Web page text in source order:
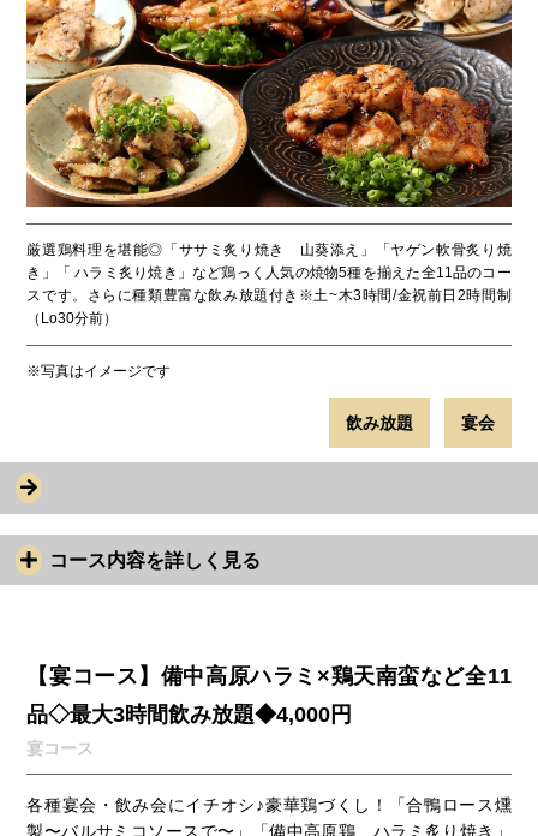
厳選鶏料理を堪能◎「ササミ炙り焼き 山葵添え」「ヤゲン軟骨炙り焼
き」「 ハラミ炙り焼き」など鶏っく人気の焼物5種を揃えた全11品のコー
スです。さらに種類豊富な飲み放題付き※土~木3時間/金祝前日2時間制
（Lo30分前）
※写真はイメージです
飲み放題 宴会
コース内容を詳しく見る
【宴コース】備中高原ハラミ×鶏天南蛮など全11
品◇最大3時間飲み放題◆4,000円
宴コース
各種宴会・飲み会にイチオシ♪豪華鶏づくし！「合鴨ロース燻
製〜バルサミコソースで〜」「備中高原鶏 ハラミ炙り焼き」